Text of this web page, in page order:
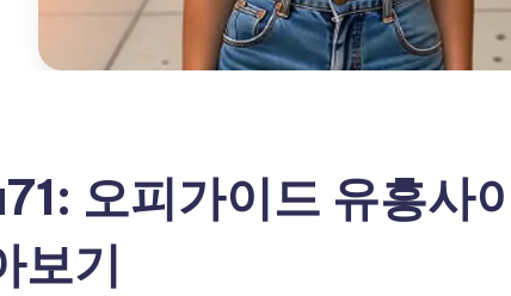
오피가이드 유흥사
보기